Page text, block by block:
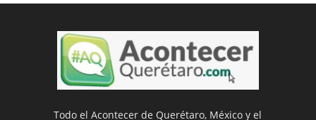
Todo el Acontecer de Querétaro, México y el